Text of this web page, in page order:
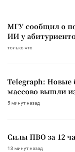
МГУ сообщил о
ИИ у
только что
Telegraph:
массово вышли
5 минут назад
Силы ПВО за 12
13 минут назад